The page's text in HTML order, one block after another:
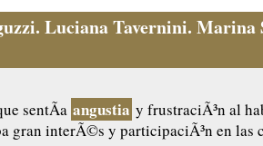
Luciana Tavernini.
sentÃ­a angustia y frustraciÃ³n al
gran interÃ©s y participaciÃ³n en las